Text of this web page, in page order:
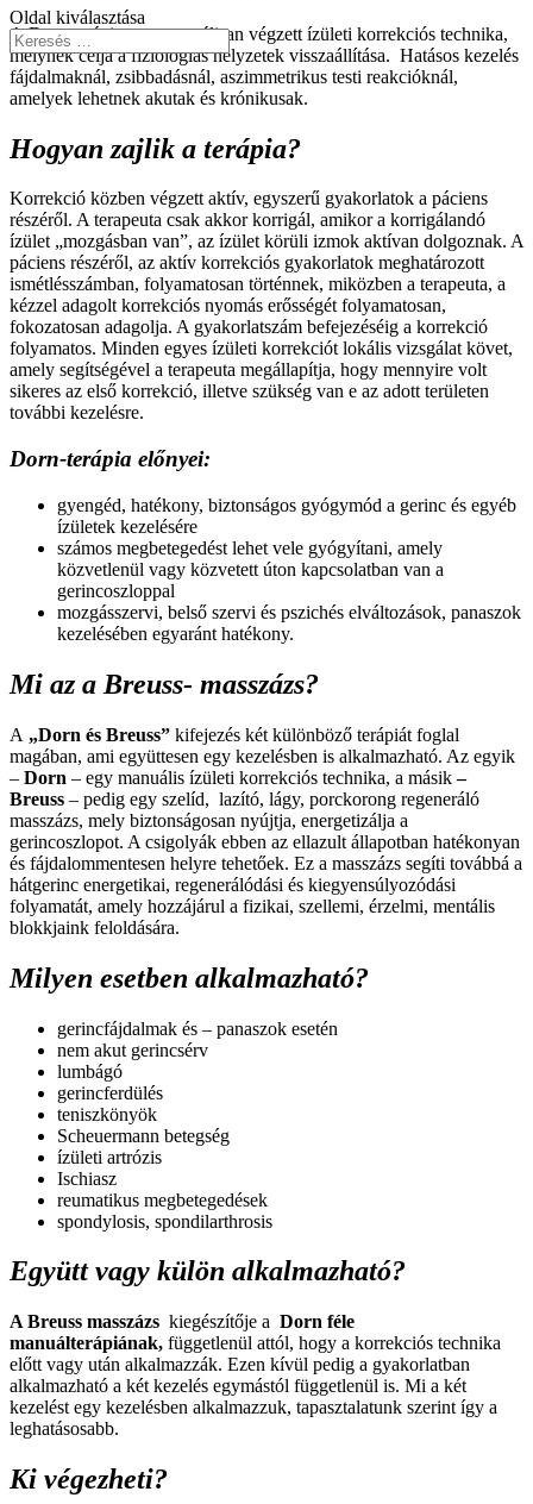
Oldal kiválasztása
A Dorn terápia egy manuálisan végzett ízületi korrekciós technika,
melynek célja a fiziológiás helyzetek visszaállítása. Hatásos kezelés
fájdalmaknál, zsibbadásnál, aszimmetrikus testi reakcióknál,
amelyek lehetnek akutak és krónikusak.
Hogyan zajlik a terápia?
Korrekció közben végzett aktív, egyszerű gyakorlatok a páciens
részéről. A terapeuta csak akkor korrigál, amikor a korrigálandó
ízület „mozgásban van”, az ízület körüli izmok aktívan dolgoznak. A
páciens részéről, az aktív korrekciós gyakorlatok meghatározott
ismétlésszámban, folyamatosan történnek, miközben a terapeuta, a
kézzel adagolt korrekciós nyomás erősségét folyamatosan,
fokozatosan adagolja. A gyakorlatszám befejezéséig a korrekció
folyamatos. Minden egyes ízületi korrekciót lokális vizsgálat követ,
amely segítségével a terapeuta megállapítja, hogy mennyire volt
sikeres az első korrekció, illetve szükség van e az adott területen
további kezelésre.
Dorn-terápia előnyei:
gyengéd, hatékony, biztonságos gyógymód a gerinc és egyéb
ízületek kezelésére
számos megbetegedést lehet vele gyógyítani, amely
közvetlenül vagy közvetett úton kapcsolatban van a
gerincoszloppal
mozgásszervi, belső szervi és pszichés elváltozások, panaszok
kezelésében egyaránt hatékony.
Mi az a Breuss- masszázs?
A „Dorn és Breuss” kifejezés két különböző terápiát foglal
magában, ami együttesen egy kezelésben is alkalmazható. Az egyik
– Dorn – egy manuális ízületi korrekciós technika, a másik–
Breuss – pedig egy szelíd, lazító, lágy, porckorong regeneráló
masszázs, mely biztonságosan nyújtja, energetizálja a
gerincoszlopot. A csigolyák ebben az ellazult állapotban hatékonyan
és fájdalommentesen helyre tehetőek. Ez a masszázs segíti továbbá a
hátgerinc energetikai, regenerálódási és kiegyensúlyozódási
folyamatát, amely hozzájárul a fizikai, szellemi, érzelmi, mentális
blokkjaink feloldására.
Milyen esetben alkalmazható?
gerincfájdalmak és – panaszok esetén
nem akut gerincsérv
lumbágó
gerincferdülés
teniszkönyök
Scheuermann betegség
ízületi artrózis
Ischiasz
reumatikus megbetegedések
spondylosis, spondilarthrosis
Együtt vagy külön alkalmazható?
A Breuss masszázs kiegészítője a Dorn féle
manuálterápiának, függetlenül attól, hogy a korrekciós technika
előtt vagy után alkalmazzák. Ezen kívül pedig a gyakorlatban
alkalmazható a két kezelés egymástól függetlenül is. Mi a két
kezelést egy kezelésben alkalmazzuk, tapasztalatunk szerint így a
leghatásosabb.
Ki végezheti?